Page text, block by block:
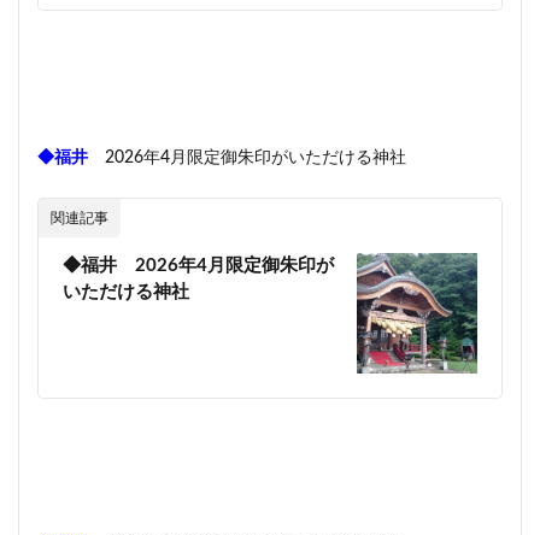
◆福井 2026年4月限定御朱印がいただける神社
関連記事
◆福井 2026年4月限定御朱印が
いただける神社